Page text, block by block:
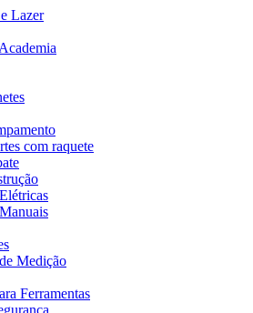
Lazer
com raquete
Medição
Ferramentas